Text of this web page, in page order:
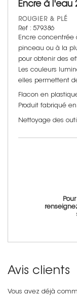
Encre à l'eau
ROUGIER & PLÉ
Ref : 579386
Encre concentrée
pinceau ou à la
pour obtenir des
Les couleurs
elles permettent
Flacon en
Produit fabriqué
Nettoyage des
Avis clients
Vous avez déjà